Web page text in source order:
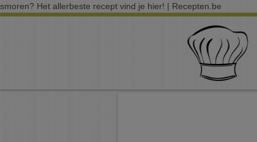
smoren? Het allerbeste recept vind je hier! | Recepten.be